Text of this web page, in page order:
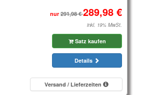
nur
inkl. 19% MwSt.
Satz kaufen
Details
Versand / Lieferzeiten